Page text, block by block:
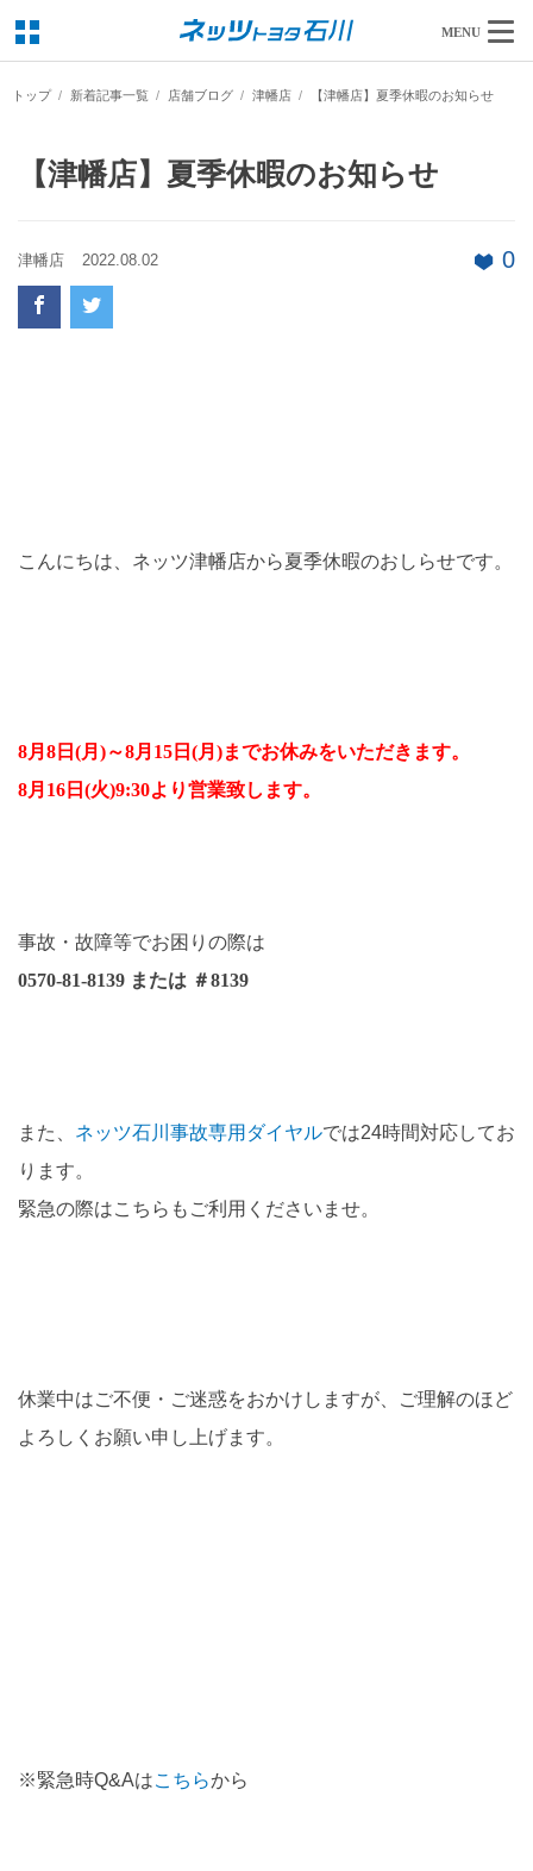
MENU
トップ 新着記事一覧 店舗ブログ 津幡店 【津幡店】夏季休暇のお知らせ
【津幡店】夏季休暇のお知らせ
津幡店 2022.08.02 0
こんにちは、ネッツ津幡店から夏季休暇のおしらせです。
8月8日(月)～8月15日(月)までお休みをいただきます。
8月16日(火)9:30より営業致します。
事故・故障等でお困りの際は
0570-81-8139 または ＃8139
また、 ネッツ石川事故専用ダイヤルでは24時間対応してお
ります。
緊急の際はこちらもご利用くださいませ。
休業中はご不便・ご迷惑をおかけしますが、ご理解のほど
よろしくお願い申し上げます。
※緊急時Q&Aはこちらから